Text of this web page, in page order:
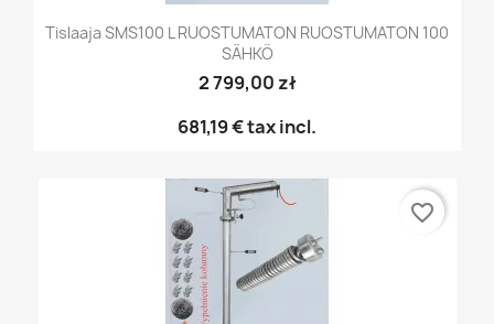
Tislaaja SMS100 L RUOSTUMATON RUOSTUMATON 100
SÄHKÖ
2 799,00 zł
681,19 €tax incl.
favorite_border